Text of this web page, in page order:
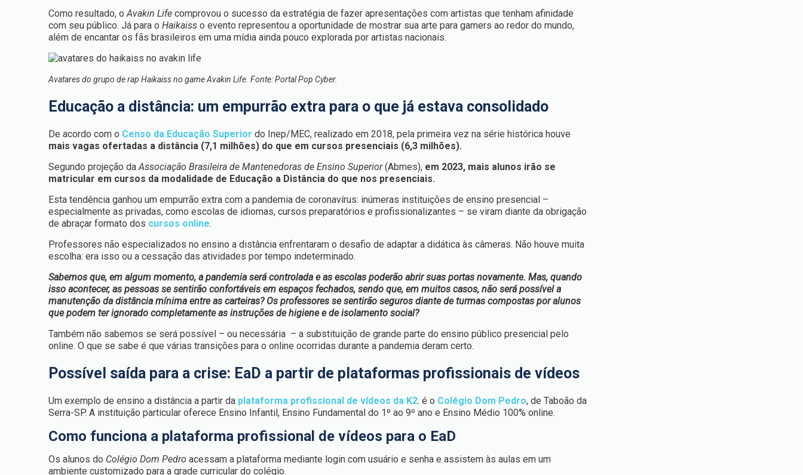
Como resultado, oAvakin Life comprovou o sucesso da estratégia de fazer apresentações com artistas que tenham afinidade
com seu público. Já para oHaikaiss o evento representou a oportunidade de mostrar sua arte para gamers ao redor do mundo,
além de encantar os fãs brasileiros em uma mídia ainda pouco explorada por artistas nacionais.
Avatares do grupo de rap Haikaiss no game Avakin Life. Fonte: Portal Pop Cyber.
Educação a distância: um empurrão extra para o que já estava consolidado
De acordo com o Censo da Educação Superior do Inep/MEC, realizado em 2018, pela primeira vez na série histórica houve
mais vagas ofertadas a distância (7,1 milhões) do que em cursos presenciais (6,3 milhões).
Segundo projeção daAssociação Brasileira de Mantenedoras de Ensino Superior(Abmes), em 2023, mais alunos irão se
matricular em cursos da modalidade de Educação a Distância do que nos presenciais.
Esta tendência ganhou um empurrão extra com a pandemia de coronavírus: inúmeras instituições de ensino presencial –
especialmente as privadas, como escolas de idiomas, cursos preparatórios e profissionalizantes – se viram diante da obrigação
de abraçar formato dos cursos online.
Professores não especializados no ensino a distância enfrentaram o desafio de adaptar a didática às câmeras. Não houve muita
escolha: era isso ou a cessação das atividades por tempo indeterminado.
Sabemos que, em algum momento, a pandemia será controlada e as escolas poderão abrir suas portas novamente. Mas, quando
isso acontecer, as pessoas se sentirão confortáveis em espaços fechados, sendo que, em muitos casos, não será possível a
manutenção da distância mínima entre as carteiras? Os professores se sentirão seguros diante de turmas compostas por alunos
que podem ter ignorado completamente as instruções de higiene e de isolamento social?
Também não sabemos se será possível – ou necessária – a substituição de grande parte do ensino público presencial pelo
online. O que se sabe é que várias transições para o online ocorridas durante a pandemia deram certo.
Possível saída para a crise: EaD a partir de plataformas profissionais de vídeos
Um exemplo de ensino a distância a partir da plataforma profissional de vídeos da K2. é o Colégio Dom Pedro, de Taboão da
Serra-SP. A instituição particular oferece Ensino Infantil, Ensino Fundamental do 1º ao 9º ano e Ensino Médio 100% online.
Como funciona a plataforma profissional de vídeos para o EaD
Os alunos do Colégio Dom Pedro acessam a plataforma mediante login com usuário e senha e assistem às aulas em um
ambiente customizado para a grade curricular do colégio.